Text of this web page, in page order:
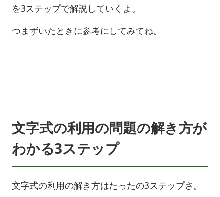
を3ステップで解説していくよ。
つまずいたときに参考にしてみてね。
文字式の利用の問題の解き方が
わかる3ステップ
文字式の利用の解き方はたったの3ステップさ。